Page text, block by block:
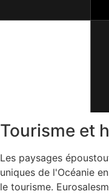
Tourisme et
Les paysages
uniques de l'Océanie
le tourisme.